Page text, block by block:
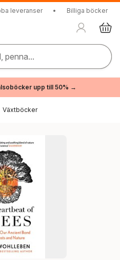
leveranser • Billiga böcker
penna...
upp till 50% →
Växtböcker